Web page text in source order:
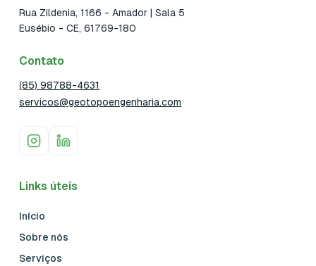
Rua Zildenia, 1166 - Amador | Sala 5
Eusébio - CE, 61769-180
Contato
(85) 98788-4631
servicos@geotopoengenharia.com
Links úteis
Início
Sobre nós
Serviços